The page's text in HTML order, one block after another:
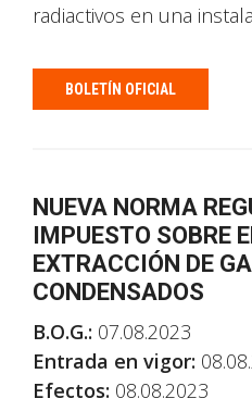
radiactivos en una
BOLETÍN OFICIAL
NUEVA NORMA
IMPUESTO SOBRE
EXTRACCIÓN DE
CONDENSADOS
B.O.G.: 07.08.2023
Entrada en vigor:
Efectos: 08.08.2023